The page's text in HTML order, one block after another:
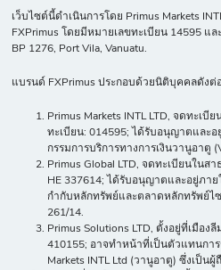
เว็บไซต์นี้ดำเนินการโดย Primus Markets
FXPrimus โดยมีหมายเลขทะเบียน 14595 แ
BP 1276, Port Vila, Vanuatu.
แบรนด์ FXPrimus ประกอบด้วยนิติบุคคลดังต่
Primus Markets INTL LTD, จดทะเ
ทะเบียน: 014595; ได้รับอนุญาตและ
กรรมการบริการทางการเงินวานูอาตู
Primus Global LTD, จดทะเบียนในส
HE 337614; ได้รับอนุญาตและอยู่ภา
กำกับหลักทรัพย์และตลาดหลักทรัพย์ไ
261/14.
Primus Solutions LTD, ตั้งอยู่ที่เมือง
410155; อาจทำหน้าที่เป็นตัวแทนกา
Markets INTL Ltd (วานูอาตู) ซึ่งเป็